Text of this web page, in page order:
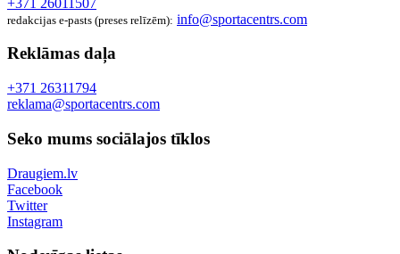
redakcijas e-pasts (preses relīzēm): info@sportacentrs.com
Reklāmas daļa
+371 26311794
reklama@sportacentrs.com
Seko mums sociālajos tīklos
Draugiem.lv
Facebook
Twitter
Instagram